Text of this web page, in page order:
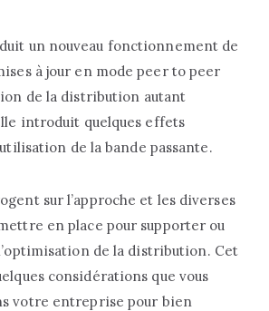
un nouveau fonctionnement de
à jour en mode peer to peer
de la distribution autant
introduit quelques effets
de la bande passante.
sur l’approche et les diverses
en place pour supporter ou
de la distribution. Cet
considérations que vous
votre entreprise pour bien